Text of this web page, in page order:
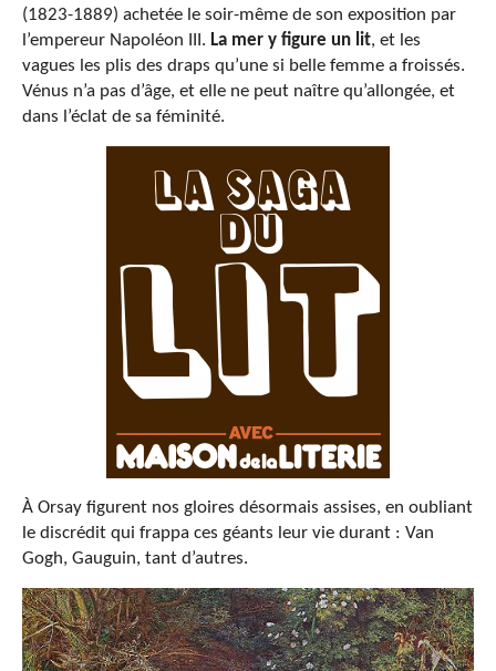
(1823-1889) achetée le soir-même de son exposition par
l’empereur Napoléon III. La mer y figure un lit, et les
vagues les plis des draps qu’une si belle femme a froissés.
Vénus n’a pas d’âge, et elle ne peut naître qu’allongée, et
dans l’éclat de sa féminité.
À Orsay figurent nos gloires désormais assises, en oubliant
le discrédit qui frappa ces géants leur vie durant : Van
Gogh, Gauguin, tant d’autres.